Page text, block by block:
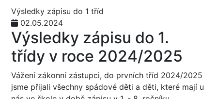
Výsledky zápisu do 1 tříd
02.05.2024
Výsledky zápisu do 1.
třídy v roce 2024/2025
Vážení zákonní zástupci, do prvních tříd 2024/2025
jsme přijali všechny spádové děti a děti, které mají u